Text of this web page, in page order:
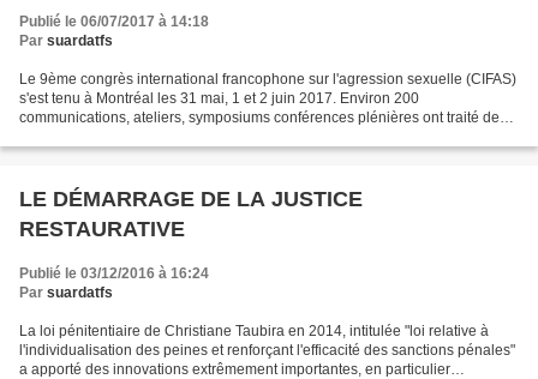
Publié le 06/07/2017 à 14:18
Par suardatfs
Le 9ème congrès international francophone sur l'agression sexuelle (CIFAS)
s'est tenu à Montréal les 31 mai, 1 et 2 juin 2017. Environ 200
communications, ateliers, symposiums conférences plénières ont traité des
LE DÉMARRAGE DE LA JUSTICE
RESTAURATIVE
Publié le 03/12/2016 à 16:24
Par suardatfs
La loi pénitentiaire de Christiane Taubira en 2014, intitulée "loi relative à
l'individualisation des peines et renforçant l'efficacité des sanctions pénales"
a apporté des innovations extrêmement importantes, en particulier